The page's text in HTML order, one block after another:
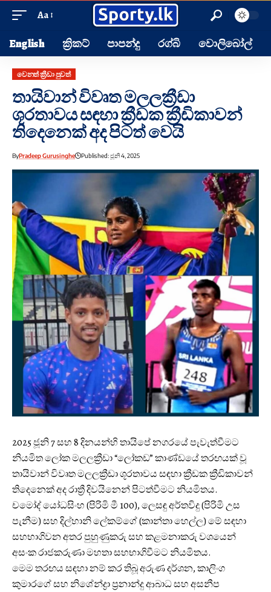
Aa
English ක්‍රිකට් පාපන්දු රග්බි වොලිබෝල්
වෙනත් ක්‍රීඩා පුවත්
තායිවාන් විවෘත මලලක්‍රීඩා
ශූරතාවය සඳහා ක්‍රීඩක ක්‍රීඩිකාවන්
තිදෙනෙක් අද පිටත් වෙයි
ByPradeep Gurusinghe Published: ජූනි 4, 2025
2025 ජූනි 7 සහ 8 දිනයන්හි තායිපේ නගරයේ පැවැත්වීමට
නියමිත ලෝක මලලක්‍රීඩා “ලෝකඩ” කාණ්ඩයේ තරඟයක් වූ
තායිවාන් විවෘත මලලක්‍රීඩා ශූරතාවය සඳහා ක්‍රීඩක ක්‍රීඩිකාවන්
තිදෙනෙක් අද රාත්‍රී දිවයිනෙන් පිටත්වීමට නියමිතය.
චමෝද් යෝධසිංහ (පිරිමි මී 100), ලෙසඳු අර්තවිදු (පිරිමි උස
පැනීම) සහ දිල්හානි ලේකම්ගේ (කාන්තා හෙල්ල) මේ සඳහා
සහභාගිවන අතර පුහුණුකරු සහ කළමනාකරු වශයෙන්
අසංක රාජකරුණා මහතා සහභාගිවීමට නියමිතය.
මෙම තරඟය සඳහා නම් කර තිබූ අරුණ දර්ශන, කාලිංග
කුමාරගේ සහ නිශේන්ද්‍රා ප්‍රනාන්දු ආබාධ සහ අසනීප